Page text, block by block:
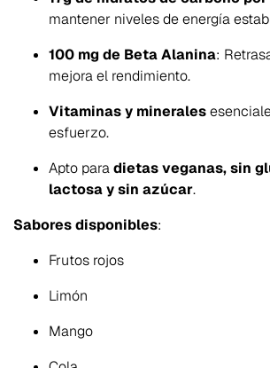
mantener niveles de energía
100 mg de Beta Alanina:
mejora el rendimiento.
Vitaminas y minerales
esfuerzo.
Apto paradietas veganas, sin
lactosa y sin azúcar.
Sabores disponibles:
Frutos rojos
Limón
Mango